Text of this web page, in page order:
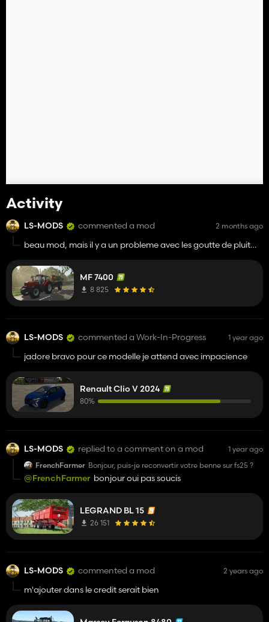
Activity
LS-MODS commented a mod 2 months ago
beau mod, mais il y a un probleme avec les goutte de pluit
MF 7400
8 825
LS-MODS commented a Work-In-Progress 1 year ago
jadore bravo pour ce modelle je attend avec impacience
Renault Clio V 2024
80%
LS-MODS replied to a comment on a mod
1 year ago
FrenchFarmer Bonjour, puis-je reconvertir votre benne sur fs25 ?
@FrenchFarmerbonjour oui pas soucis
LEGRAND BL 15
26 151
LS-MODS commented a mod 2 years ago
m'ajouter dans le credit serait bien